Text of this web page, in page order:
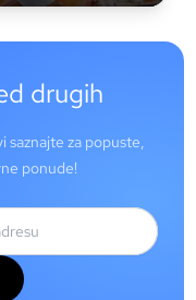
drugih
saznajte za popuste,
ponude!